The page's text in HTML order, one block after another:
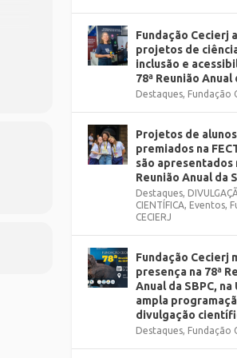
Fundação Cecierj
projetos de
inclusão e
78ª Reunião Anual
Destaques, Fundação
Projetos de alunos
premiados na
são apresentados
Reunião Anual da
Destaques,
CIENTÍFICA, Eventos,
CECIERJ
Fundação Cecierj
presença na 78ª
Anual da SBPC, na
ampla
divulgação
Destaques, Fundação